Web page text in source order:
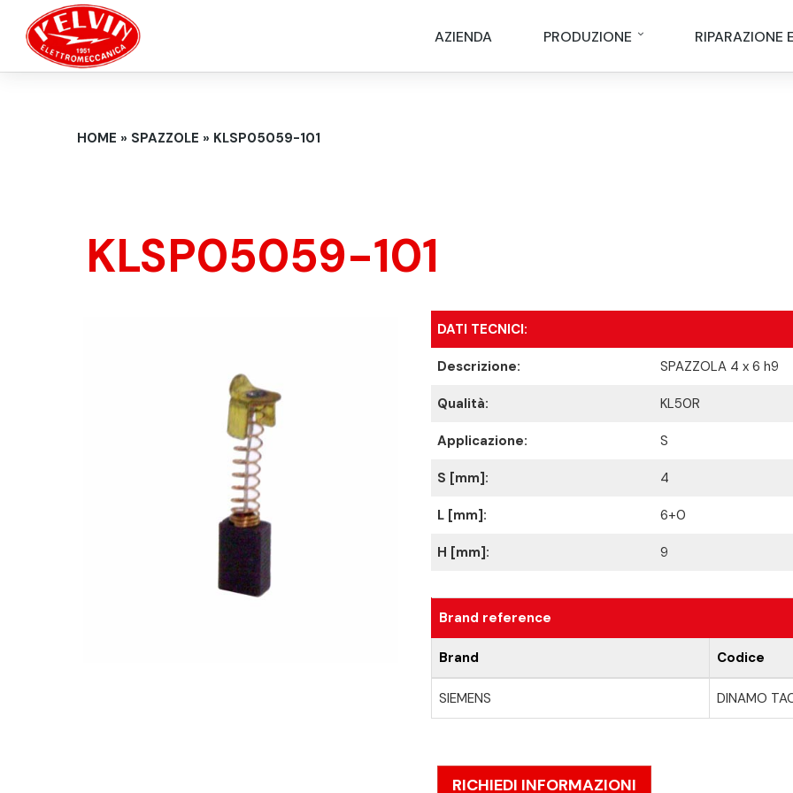
Salta al contenuto principale
AZIENDA PRODUZIONE RIPARAZIONE
TU SEI QUI
HOME » SPAZZOLE » KLSP05059-101
KLSP05059-101
DATI TECNICI:
Descrizione: SPAZZOLA 4 x 6 h9
Qualità: KL50R
Applicazione: S
S [mm]: 4
L [mm]: 6+0
H [mm]: 9
Brand reference
Brand Codice
SIEMENS DINAMO
RICHIEDI INFORMAZIONI